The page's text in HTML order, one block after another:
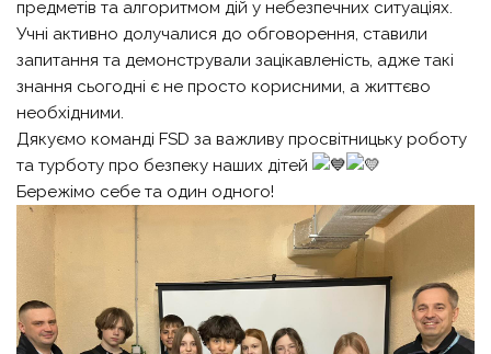
предметів та алгоритмом дій у небезпечних ситуаціях.
Учні активно долучалися до обговорення, ставили
запитання та демонстрували зацікавленість, адже такі
знання сьогодні є не просто корисними, а життєво
необхідними.
Дякуємо команді FSD за важливу просвітницьку роботу
та турботу про безпеку наших дітей
Бережімо себе та один одного!